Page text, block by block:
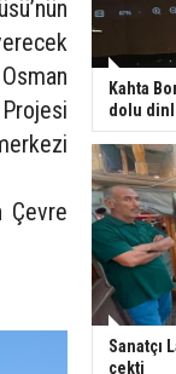
Çevre
Kahta
dolu
Sanatçı
çekti